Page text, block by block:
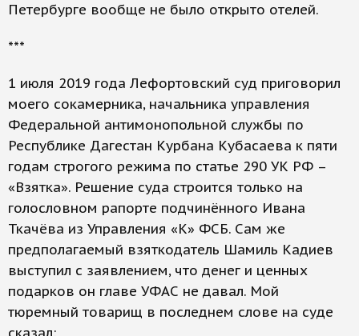
Петербурге вообще не было открыто отелей.
***
1 июля 2019 года Лефортовский суд приговорил
моего сокамерника, начальника управления
Федеральной антимонопольной службы по
Республике Дагестан Курбана Кубасаева к пяти
годам строгого режима по статье 290 УК РФ –
«Взятка». Решение суда строится только на
голословном рапорте подчинённого Ивана
Ткачёва из Управления «К» ФСБ. Сам же
предполагаемый взяткодатель Шамиль Кадиев
выступил с заявлением, что денег и ценных
подарков он главе УФАС не давал. Мой
тюремный товарищ в последнем слове на суде